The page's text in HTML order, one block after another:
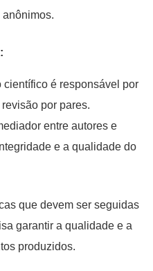
científico é responsável por
por pares.
entre autores e
e a qualidade do
que devem ser seguidas
garantir a qualidade e a
produzidos.